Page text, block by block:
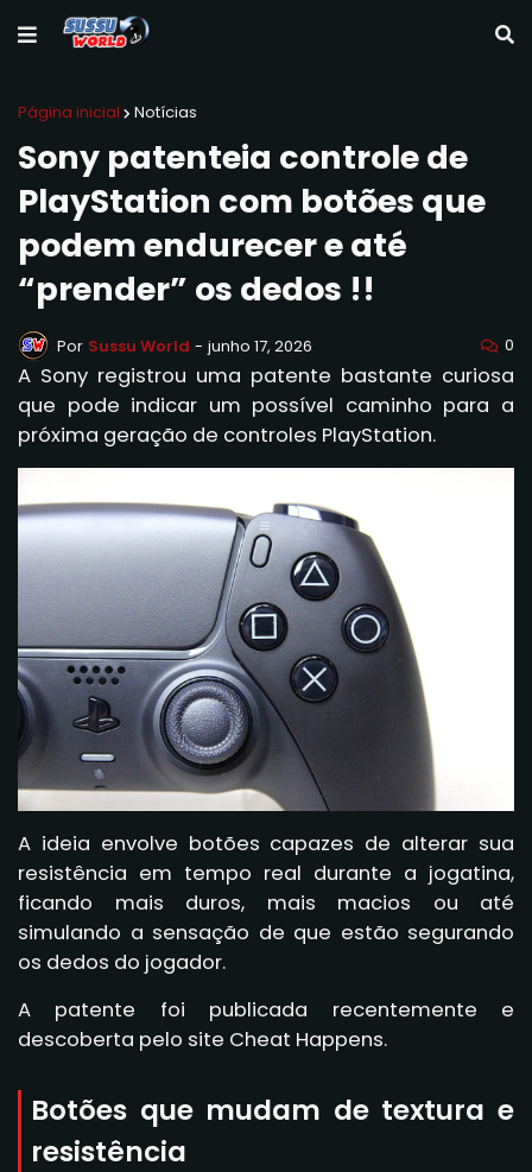
Página inicial Notícias
Sony patenteia controle de
PlayStation com botões que
podem endurecer e até
“prender” os dedos !!
Por Sussu World - junho 17, 2026 0
A Sony registrou uma patente bastante curiosa
que pode indicar um possível caminho para a
próxima geração de controles PlayStation.
A ideia envolve botões capazes de alterar sua
resistência em tempo real durante a jogatina,
ficando mais duros, mais macios ou até
simulando a sensação de que estão segurando
os dedos do jogador.
A patente foi publicada recentemente e
descoberta pelo site Cheat Happens.
Botões que mudam de textura e
resistência